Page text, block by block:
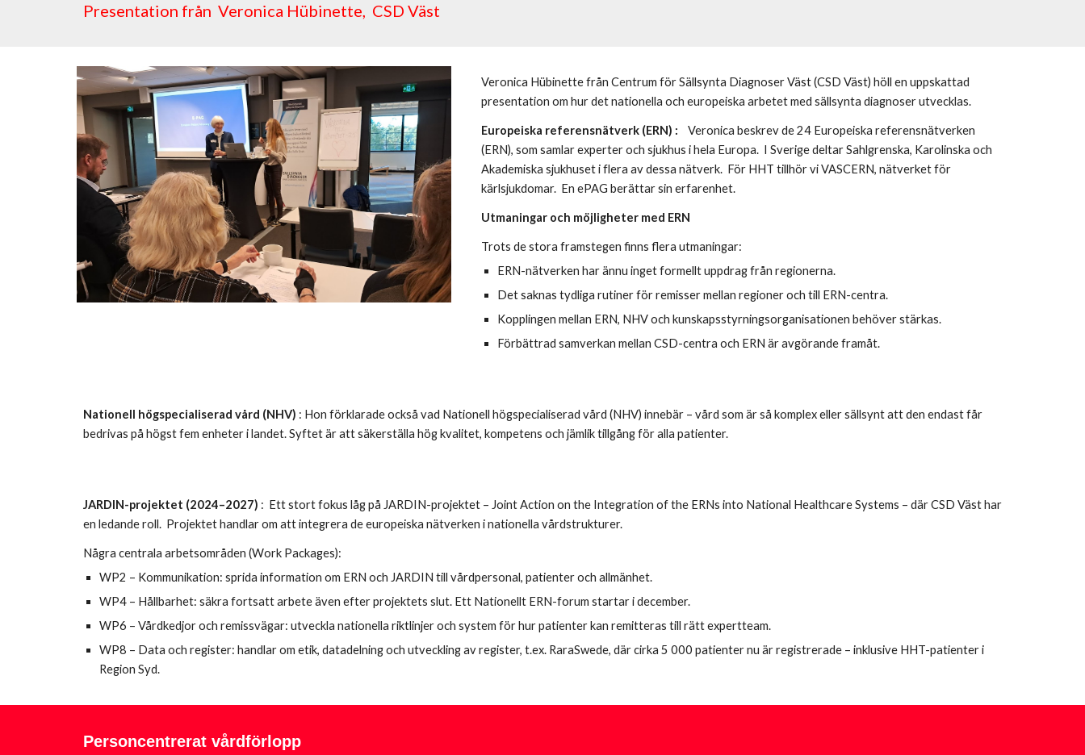
Presentation från Veronica Hübinette, CSD Väst
Veronica Hübinette från Centrum för Sällsynta Diagnoser Väst (CSD Väst) höll en uppskattad
presentation om hur det nationella och europeiska arbetet med sällsynta diagnoser utvecklas.
Europeiska referensnätverk (ERN) :Veronica beskrev de 24 Europeiska referensnätverken
(ERN), som samlar experter och sjukhus i hela Europa. I Sverige deltar Sahlgrenska, Karolinska och
Akademiska sjukhuset i flera av dessa nätverk. För HHT tillhör vi VASCERN, nätverket för
kärlsjukdomar. En ePAG berättar sin erfarenhet.
Utmaningar och möjligheter med ERN
Trots de stora framstegen finns flera utmaningar:
ERN-nätverken har ännu inget formellt uppdrag från regionerna.
Det saknas tydliga rutiner för remisser mellan regioner och till ERN-centra.
Kopplingen mellan ERN, NHV och kunskapsstyrningsorganisationen behöver stärkas.
Förbättrad samverkan mellan CSD-centra och ERN är avgörande framåt.
Nationell högspecialiserad vård (NHV) : Hon förklarade också vad Nationell högspecialiserad vård (NHV) innebär – vård som är så komplex eller sällsynt att den endast får
bedrivas på högst fem enheter i landet. Syftet är att säkerställa hög kvalitet, kompetens och jämlik tillgång för alla patienter.
JARDIN-projektet (2024–2027) : Ett stort fokus låg på JARDIN-projektet – Joint Action on the Integration of the ERNs into National Healthcare Systems – där CSD Väst har
en ledande roll. Projektet handlar om att integrera de europeiska nätverken i nationella vårdstrukturer.
Några centrala arbetsområden (Work Packages):
WP2 – Kommunikation: sprida information om ERN och JARDIN till vårdpersonal, patienter och allmänhet.
WP4 – Hållbarhet: säkra fortsatt arbete även efter projektets slut. Ett Nationellt ERN-forum startar i december.
WP6 – Vårdkedjor och remissvägar: utveckla nationella riktlinjer och system för hur patienter kan remitteras till rätt expertteam.
WP8 – Data och register: handlar om etik, datadelning och utveckling av register, t.ex. RaraSwede, där cirka 5 000 patienter nu är registrerade – inklusive HHT-patienter i
Region Syd.
Personcentrerat vårdförlopp